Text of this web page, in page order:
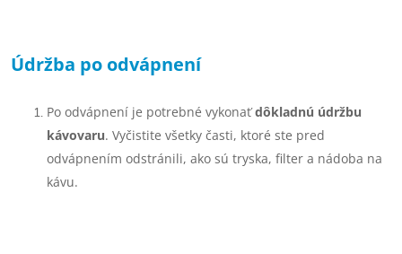
Údržba po odvápnení
Po odvápnení je potrebné vykonaťdôkladnú údržbu
kávovaru. Vyčistite všetky časti, ktoré ste pred
odvápnením odstránili, ako sú tryska, filter a nádoba na
kávu.